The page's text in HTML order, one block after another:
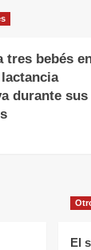
tres bebés
durante sus
El